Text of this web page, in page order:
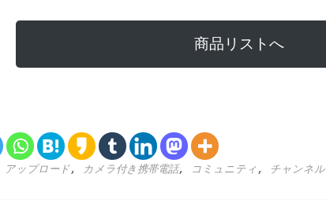
商品リストへ
アップロード, カメラ付き携帯電話, コミュニティ , チャンネル